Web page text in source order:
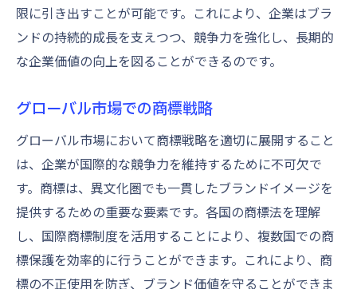
限に引き出すことが可能です。これにより、企業はブラ
ンドの持続的成長を支えつつ、競争力を強化し、長期的
な企業価値の向上を図ることができるのです。
グローバル市場での商標戦略
グローバル市場において商標戦略を適切に展開すること
は、企業が国際的な競争力を維持するために不可欠で
す。商標は、異文化圏でも一貫したブランドイメージを
提供するための重要な要素です。各国の商標法を理解
し、国際商標制度を活用することにより、複数国での商
標保護を効率的に行うことができます。これにより、商
標の不正使用を防ぎ、ブランド価値を守ることができま